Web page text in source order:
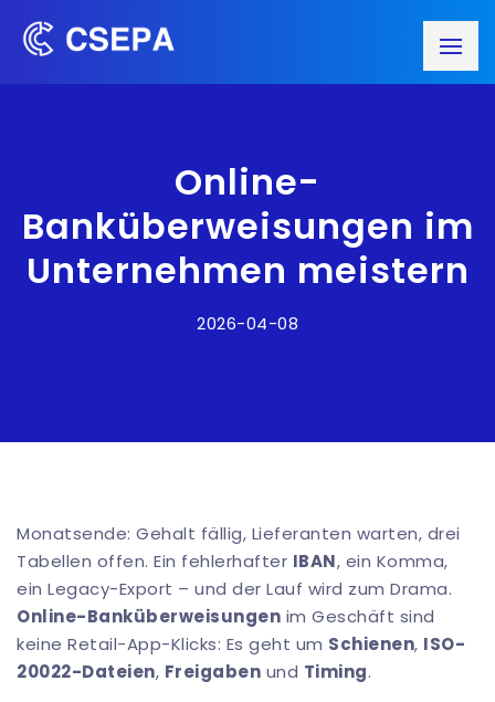
Online-
Banküberweisungen im
Unternehmen meistern
2026-04-08
Monatsende: Gehalt fällig, Lieferanten warten, drei
Tabellen offen. Ein fehlerhafter IBAN, ein Komma,
ein Legacy-Export – und der Lauf wird zum Drama.
Online-Banküberweisungen im Geschäft sind
keine Retail-App-Klicks: Es geht um Schienen, ISO-
20022-Dateien, Freigaben und Timing.